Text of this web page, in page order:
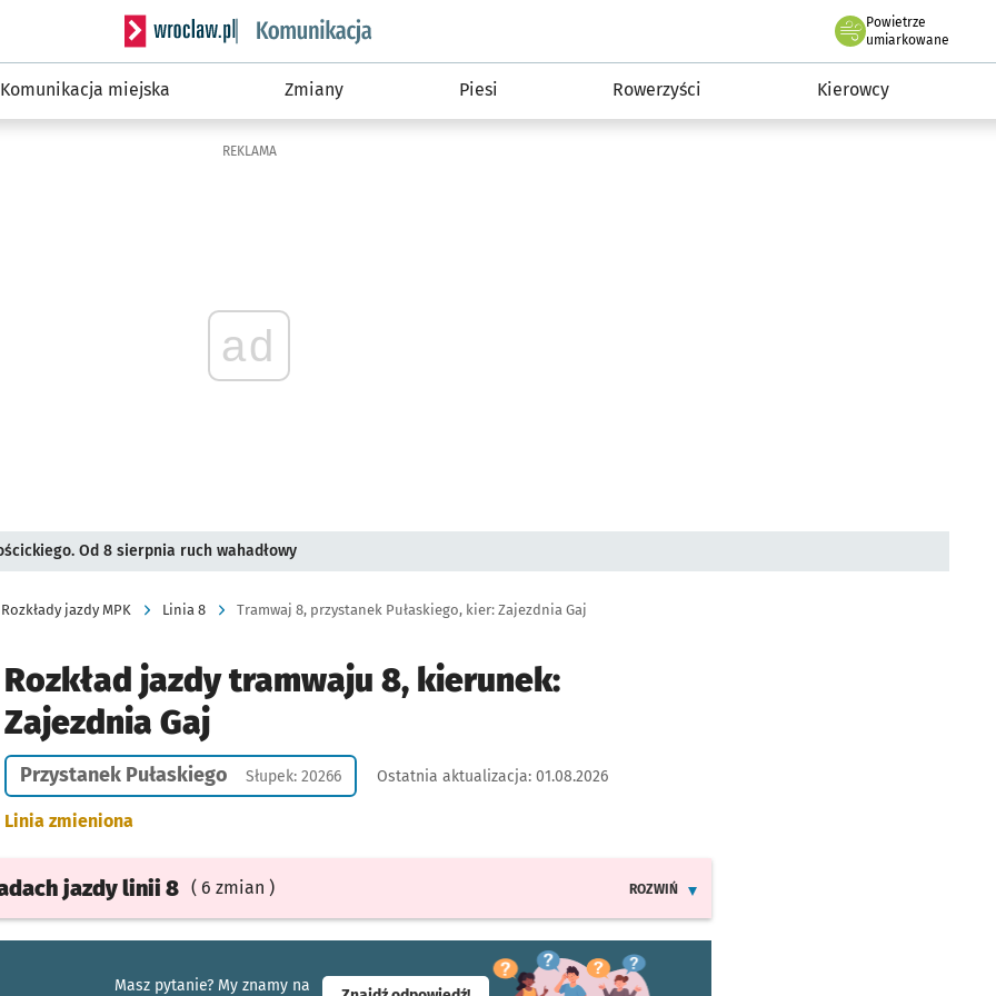
Serwis informacyjny wroclaw.pl podserwis: Komunikacja
Powietrze
we Wrocławiu
umiarkowane
Komunikacja miejska Zmiany Piesi Rowerzyści Kierowcy
REKLAMA
ad
Od 8 sierpnia ruch wahadłowy
Rozkłady jazdy MPK Linia 8 Tramwaj 8, przystanek Pułaskiego, kier: Zajezdnia Gaj
Rozkład jazdy tramwaju 8, kierunek:
Zajezdnia Gaj
Przystanek Pułaskiego Słupek: 20266 Ostatnia aktualizacja: 01.08.2026
Linia zmieniona
jazdylinii 8 ( 6 zmian )
ROZWIŃ
Masz pytanie? My znamy na